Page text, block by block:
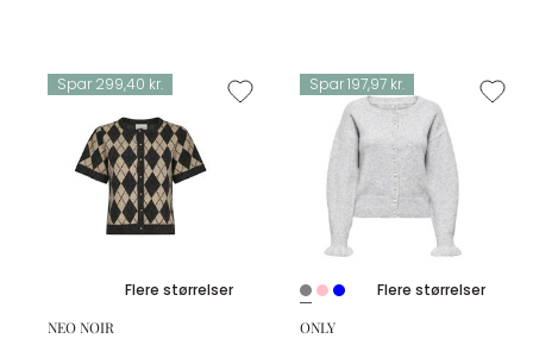
Spar 299,40 kr.
Flere størrelser
NEO NOIR
Spar 197,97 kr.
Flere størrelser
ONLY